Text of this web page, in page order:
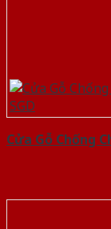
Cửa Gỗ Chống